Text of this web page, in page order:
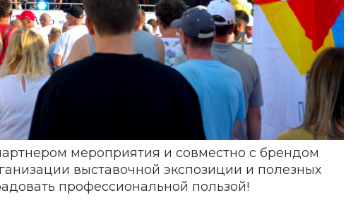
мероприятия и совместно с брендом
выставочной экспозиции и полезных
профессиональной пользой!